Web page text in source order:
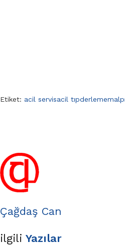
Etiket: acil servisacil tıpderleme
Çağdaş Can
ilgili Yazılar